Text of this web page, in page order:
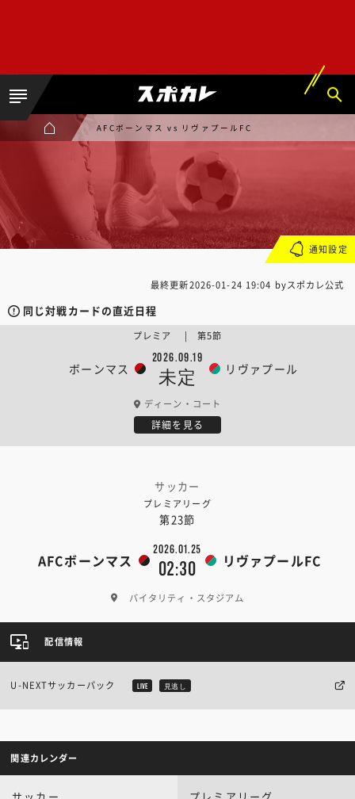
AFCボーンマス vs リヴァプールFC
最終更新2026-01-24 19:04 byスポカレ公式
同じ対戦カードの直近日程
ボーンマス
2026.09.19
未定 リヴァプール
プレミア | 第5節
ディーン・コート
詳細を見る
サッカー
プレミアリーグ
第23節
AFCボーンマス
2026.01.25
02:30 リヴァプールFC
バイタリティ・スタジアム
通知設定
配信情報
U-NEXTサッカーパック LIVE 見逃し
関連カレンダー